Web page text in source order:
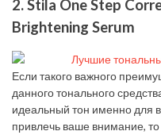
2. Stila One Step
Brightening Serum
Если такого важного
данного тонального
идеальный тон именно для
привлечь ваше внимание, то